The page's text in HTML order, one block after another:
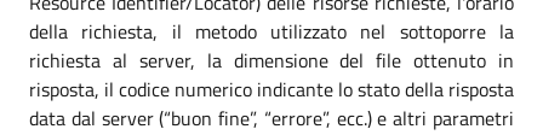
della richiesta, il metodo utilizzato nel sottoporre la
richiesta al server, la dimensione del file ottenuto in
risposta, il codice numerico indicante lo stato della risposta
data dal server (“buon fine”, “errore”, ecc.) e altri parametri